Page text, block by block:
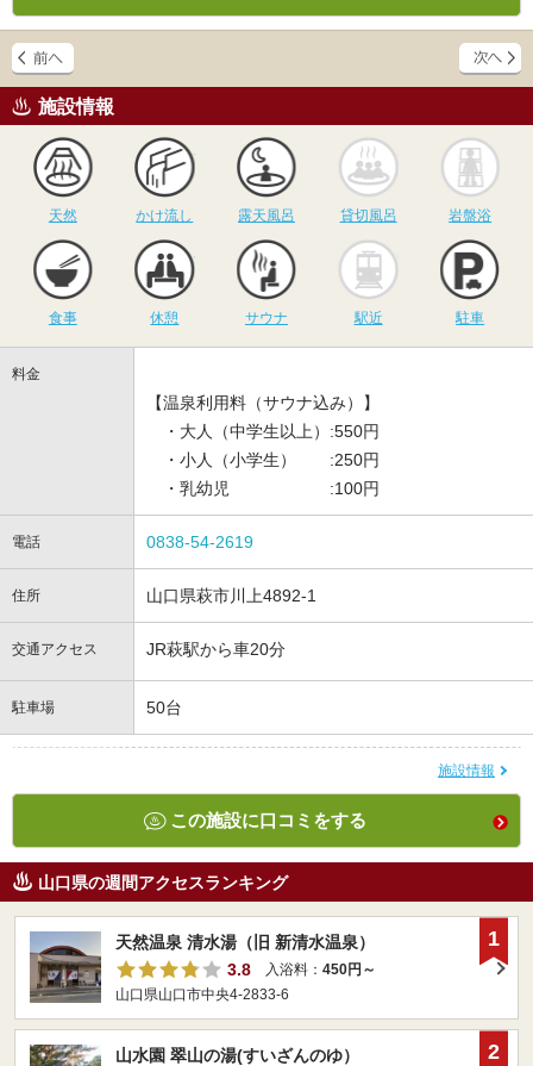
施設情報
天然
かけ流し
かけ流し
露天風呂
露天風呂
貸切風呂
貸切風呂 岩盤浴
食事 休憩
サウナ
サウナ 駅近 駐車
料金
【温泉利用料（サウナ込み）】
・大人（中学生以上）:550円
・小人（小学生） :250円
・乳幼児 :100円
電話 0838-54-2619
住所 山口県萩市川上4892-1
交通アクセス JR萩駅から車20分
駐車場 50台
施設情報
この施設に口コミをする
山口県の週間アクセスランキング
天然温泉 清水湯（旧 新清水温泉）
3.8
入浴料： 450円～
山口県山口市中央4-2833-6
1
山水園 翠山の湯(すいざんのゆ）
2